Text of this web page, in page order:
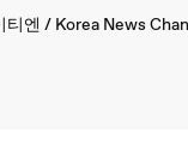
티엔 / Korea News